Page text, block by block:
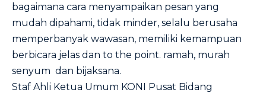
bagaimana cara menyampaikan pesan yang
mudah dipahami, tidak minder, selalu berusaha
memperbanyak wawasan, memiliki kemampuan
berbicara jelas dan to the point. ramah, murah
senyum dan bijaksana.
Staf Ahli Ketua Umum KONI Pusat Bidang